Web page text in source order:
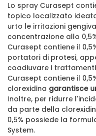
Lo spray Curasept
topico localizzato
urto le irritazioni
concentrazione allo
Curasept contiene il
portatori di protesi,
coadiuvare i
Curasept contiene il
clorexidina garantisce
Inoltre, per ridurre
da parte della
0,5% possiede la
System.